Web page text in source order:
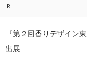
IR
『第２回香りデザイン
出展